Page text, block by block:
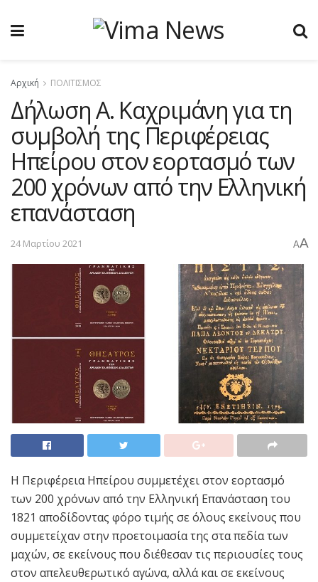
Αρχική ΠΟΛΙΤΙΣΜΟΣ
Δήλωση Α. Καχριμάνη για τη
συμβολή της Περιφέρειας
Ηπείρου στον εορτασμό των
200 χρόνων από την Ελληνική
επανάσταση
24 Μαρτίου 2021 AA
Η Περιφέρεια Ηπείρου συμμετέχει στον εορτασμό
των 200 χρόνων από την Ελληνική Επανάσταση του
1821 αποδίδοντας φόρο τιμής σε όλους εκείνους που
συμμετείχαν στην προετοιμασία της στα πεδία των
μαχών, σε εκείνους που διέθεσαν τις περιουσίες τους
στον απελευθερωτικό αγώνα, αλλά και σε εκείνους